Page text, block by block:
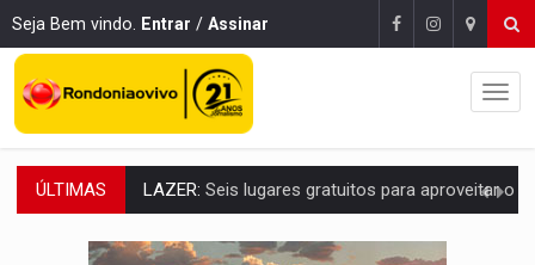
Seja Bem vindo. Entrar / Assinar
ÚLTIMAS VÍDEO:FTICCO e Força Tática prendem membro do CV com arma e drogas
INCLUSÃO:Prefeitura fortalece parceria com a APAE para ampliar ações